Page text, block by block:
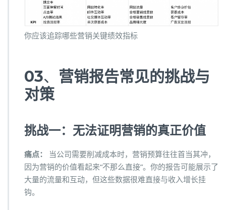
你应该追踪哪些营销关键绩效指标
03、 营销报告常见的挑战与
对策
挑战一：无法证明营销的真正价值
痛点：
当公司需要削减成本时，营销预算往往首当其冲，
因为营销的价值看起来“不那么直接”。你的报告可能展示了
大量的流量和互动，但这些数据很难直接与收入增长挂
钩。